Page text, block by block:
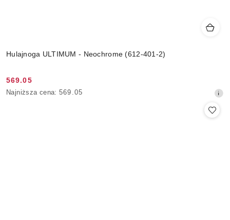
Hulajnoga ULTIMUM - Neochrome (612-401-2)
Cena
promocyjna:
569.05
Najniższa
Najniższa cena: 569.05